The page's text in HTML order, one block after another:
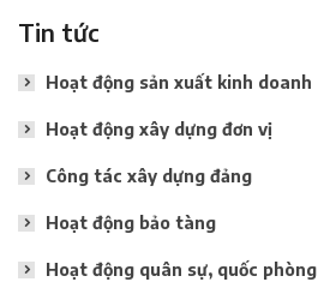
Tin tức
Hoạt động sản xuất kinh doanh
Hoạt động xây dựng đơn vị
Công tác xây dựng đảng
Hoạt động bảo tàng
Hoạt động quân sự, quốc phòng